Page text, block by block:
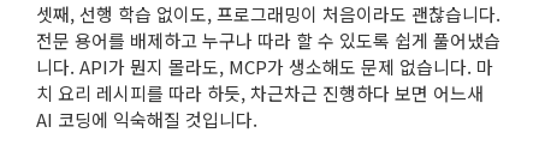
셋째, 선행 학습 없이도, 프로그래밍이 처음이라도 괜찮습니다.
전문 용어를 배제하고 누구나 따라 할 수 있도록 쉽게 풀어냈습
니다. API가 뭔지 몰라도, MCP가 생소해도 문제 없습니다. 마
치 요리 레시피를 따라 하듯, 차근차근 진행하다 보면 어느새
AI 코딩에 익숙해질 것입니다.